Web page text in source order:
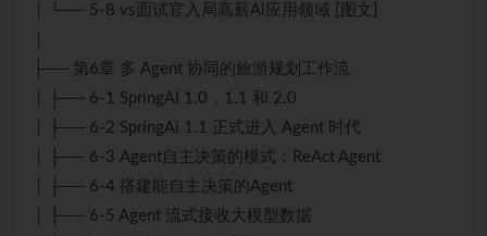
│ └── 5-8 vs面试官入局高薪Ai应用领域 [图文]
├── 第6章 多 Agent 协同的旅游规划工作流
│ ├── 6-1 SpringAI 1.0，1.1 和 2.0
│ ├── 6-2 SpringAi 1.1 正式进入 Agent 时代
│ ├── 6-3 Agent自主决策的模式：ReAct Agent
│ ├── 6-4 搭建能自主决策的Agent
│ ├── 6-5 Agent 流式接收大模型数据